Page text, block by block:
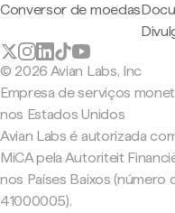
Conversor de moedas
© 2026 Avian Labs, Inc
Empresa de serviços
nos Estados Unidos
Avian Labs é autorizada
MiCA pela Autoriteit
nos Países Baixos (número
41000005).